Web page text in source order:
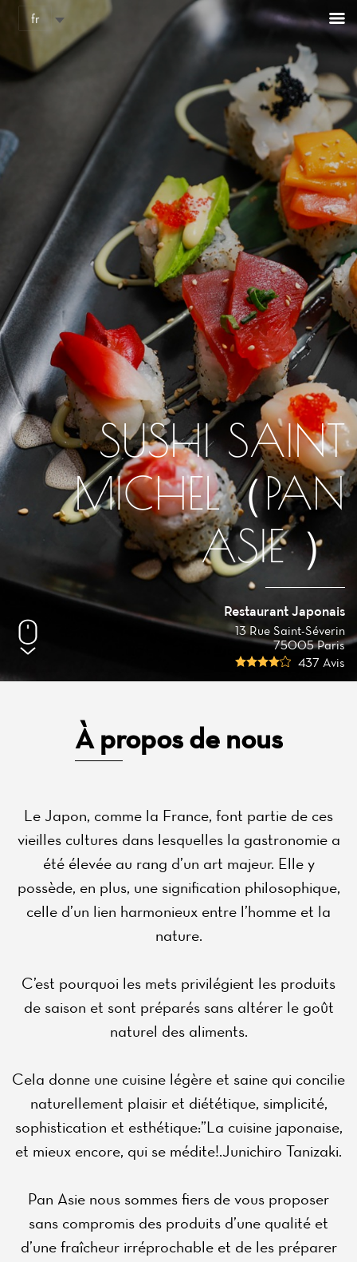
fr
SUSHI SAINT
MICHEL（PAN
ASIE ）
Restaurant Japonais
13 Rue Saint-Séverin
75005 Paris
437 Avis
À propos de nous
Le Japon, comme la France, font partie de ces
vieilles cultures dans lesquelles la gastronomie a
été élevée au rang d’un art majeur. Elle y
possède, en plus, une signification philosophique,
celle d’un lien harmonieux entre l’homme et la
nature.
C’est pourquoi les mets privilégient les produits
de saison et sont préparés sans altérer le goût
naturel des aliments.
Cela donne une cuisine légère et saine qui concilie
naturellement plaisir et diététique, simplicité,
sophistication et esthétique:”La cuisine japonaise,
et mieux encore, qui se médite!.Junichiro Tanizaki.
Pan Asie nous sommes fiers de vous proposer
sans compromis des produits d’une qualité et
d’une fraîcheur irréprochable et de les préparer
Panneau de gestion des cookies